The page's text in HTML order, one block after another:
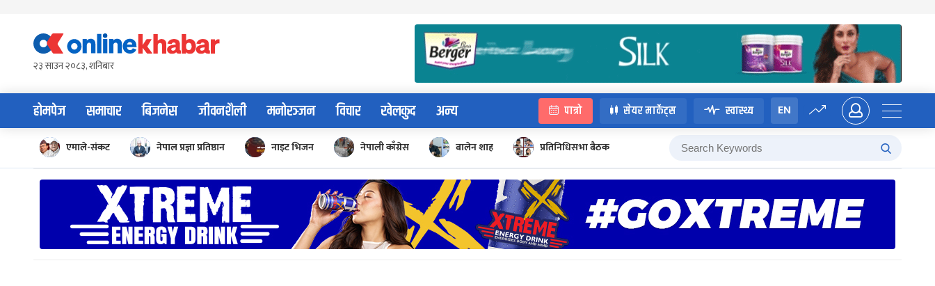
content२३ साउन २०८३, शनिबार
होमपेज समाचार बिजनेस जीवनशैली मनोरञ्जन विचार खेलकुद अन्य पात्रो सेयर मार्केट्स स्वास्थ्य EN
एमाले-संकट नेपाल प्रज्ञा प्रतिष्ठान नाइट भिजन नेपाली काँग्रेस बालेन शाह प्रतिनिधिसभा बैठक